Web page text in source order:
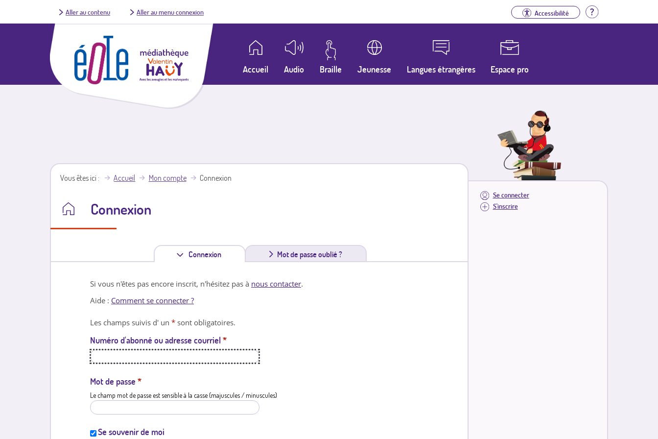
Aller au contenu Aller au menu connexion Accessibilité Aide
Accueil Audio Braille Jeunesse Langues étrangères Espace pro
Se connecter
S'inscrire
Vous êtes ici Accueil Mon compte Connexion
Connexion
Connexion
n
l
e
Mot de passe oublié ?
Si vous n'êtes pas encore inscrit, n'hésitez pas à nous contacter.
Aide : Comment se connecter ?
Les champs suivis d' un * sont obligatoires.
Numéro d'abonné ou adresse courriel *
Mot de passe *
Le champ mot de passe est sensible à la casse (majuscules / minuscules)
Se souvenir de moi